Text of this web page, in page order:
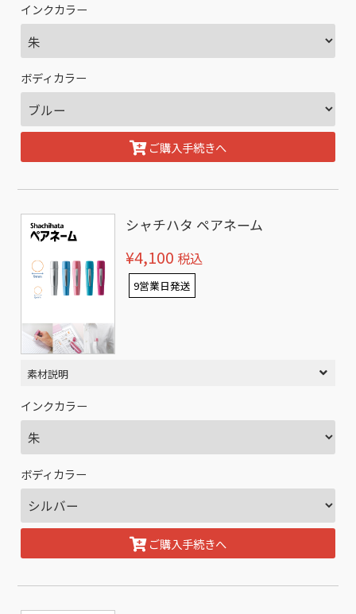
インクカラー
ボディカラー
ご購入手続きへ
シャチハタ ペアネーム
¥4,100 税込
9営業日発送
素材説明
インクカラー
ボディカラー
ご購入手続きへ